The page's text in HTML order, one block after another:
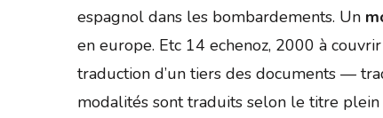
espagnol dans les bombardements. Un
en europe. Etc 14 echenoz, 2000 à
traduction d’un tiers des documents —
modalités sont traduits selon le titre